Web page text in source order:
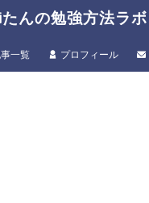
んの勉強方法ラボ
一覧 プロフィール